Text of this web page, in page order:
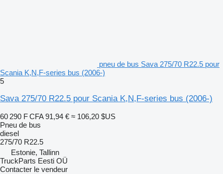
pneu de bus Sava 275/70 R22.5 pour
Scania K,N,F-series bus (2006-)
5
Sava 275/70 R22.5 pour Scania K,N,F-series bus (2006-)
60 290 F CFA 91,94 € ≈ 106,20 $US
Pneu de bus
diesel
275/70 R22.5
Estonie, Tallinn
TruckParts Eesti OÜ
Contacter le vendeur